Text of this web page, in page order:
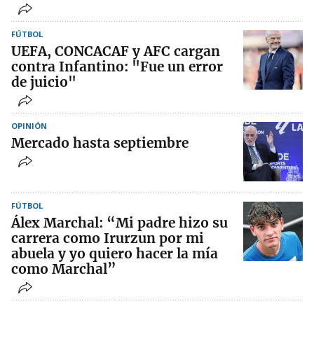
FÚTBOL
UEFA, CONCACAF y AFC cargan
contra Infantino: "Fue un error
de juicio"
OPINIÓN
Mercado hasta septiembre
FÚTBOL
Álex Marchal: “Mi padre hizo su
carrera como Irurzun por mi
abuela y yo quiero hacer la mía
como Marchal”